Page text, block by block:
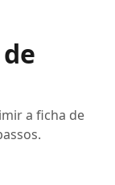
a ficha de